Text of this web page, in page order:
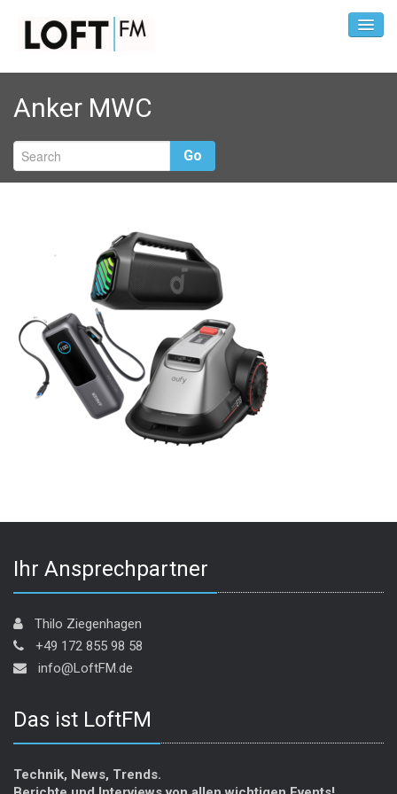
Anker MWC
Go
Ihr Ansprechpartner
Thilo Ziegenhagen
+49 172 855 98 58
info@LoftFM.de
Das ist LoftFM
Technik, News, Trends.